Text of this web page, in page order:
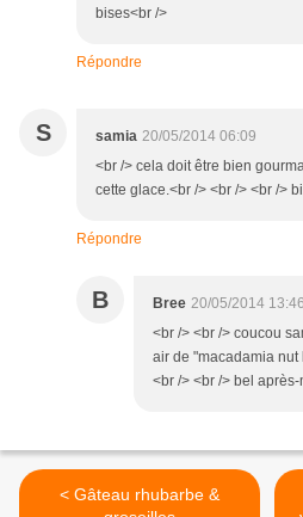
bises<br />
Répondre
S samia 20/05/2014 06:09
<br /> cela doit être bien
cette glace.<br /> <br /> <br />
Répondre
B Bree 20/05/2014 13:46
<br /> <br /> coucou
air de "macadamia
<br /> <br /> bel
< Gâteau rhubarbe &